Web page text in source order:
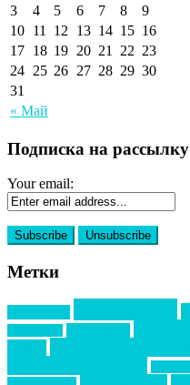
« Май
3
4 5 6 7 8
9
10 11 12 13 14 15 16
17 18 19 20 21 22 23
24 25 26 27 28 29 30
31
Подписка на рассылку
Your email:
Метки